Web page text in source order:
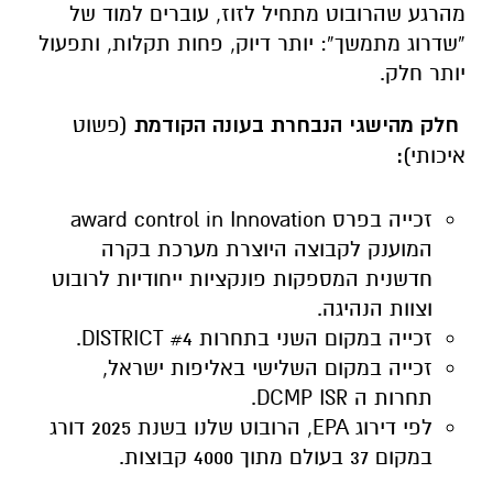
מהרגע שהרובוט מתחיל לזוז, עוברים למוד של
“שדרוג מתמשך”: יותר דיוק, פחות תקלות, ותפעול
יותר חלק.
חלק מהישגי הנבחרת בעונה הקודמת (פשוט
איכותי):
זכייה בפרס award control in Innovation
המוענק לקבוצה היוצרת מערכת בקרה
חדשנית המספקות פונקציות ייחודיות לרובוט
וצוות הנהיגה.
זכייה במקום השני בתחרות #4
DISTRICT
.
זכייה במקום השלישי באליפות ישראל,
תחרות ה DCMP ISR
.
לפי דירוגEPA
, הרובוט שלנו בשנת 2025 דורג
במקום 37 בעולם מתוך 4000 קבוצות.